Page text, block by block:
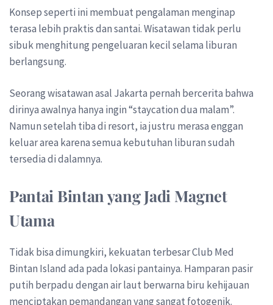
Konsep seperti ini membuat pengalaman menginap
terasa lebih praktis dan santai. Wisatawan tidak perlu
sibuk menghitung pengeluaran kecil selama liburan
berlangsung.
Seorang wisatawan asal Jakarta pernah bercerita bahwa
dirinya awalnya hanya ingin “staycation dua malam”.
Namun setelah tiba di resort, ia justru merasa enggan
keluar area karena semua kebutuhan liburan sudah
tersedia di dalamnya.
Pantai Bintan yang Jadi Magnet
Utama
Tidak bisa dimungkiri, kekuatan terbesar Club Med
Bintan Island ada pada lokasi pantainya. Hamparan pasir
putih berpadu dengan air laut berwarna biru kehijauan
menciptakan pemandangan yang sangat fotogenik.